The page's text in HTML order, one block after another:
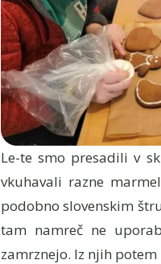
Le-te smo presadili v
vkuhavali razne
podobno slovenskim
tam namreč ne
zamrznejo. Iz njih